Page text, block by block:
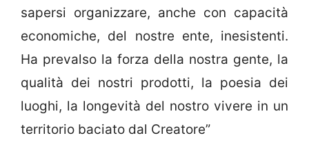
sapersi organizzare, anche con capacità
economiche, del nostre ente, inesistenti.
Ha prevalso la forza della nostra gente, la
qualità dei nostri prodotti, la poesia dei
luoghi, la longevità del nostro vivere in un
territorio baciato dal Creatore”